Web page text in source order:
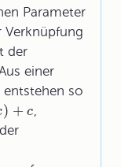
Parameter
der
einer
entstehen so
) + c,